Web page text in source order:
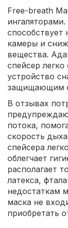
Free-breath
способствует
камеры и
вещества.
спейсер
устройство
защищающим
В отзывах
потока,
скорость
спейсера
облегчает
располагает
латекса,
недостаткам
маска не
приобретать